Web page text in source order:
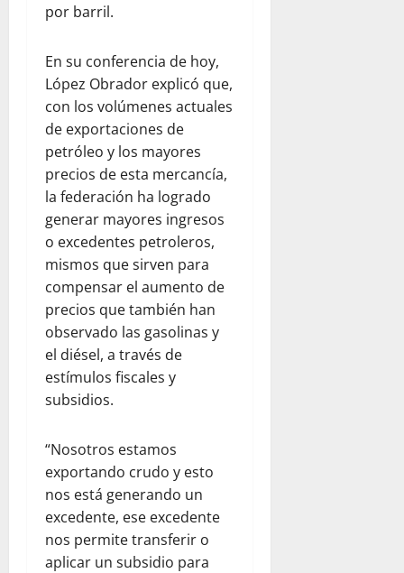
por barril.
En su conferencia de hoy,
López Obrador explicó que,
con los volúmenes actuales
de exportaciones de
petróleo y los mayores
precios de esta mercancía,
la federación ha logrado
generar mayores ingresos
o excedentes petroleros,
mismos que sirven para
compensar el aumento de
precios que también han
observado las gasolinas y
el diésel, a través de
estímulos fiscales y
subsidios.
“Nosotros estamos
exportando crudo y esto
nos está generando un
excedente, ese excedente
nos permite transferir o
aplicar un subsidio para